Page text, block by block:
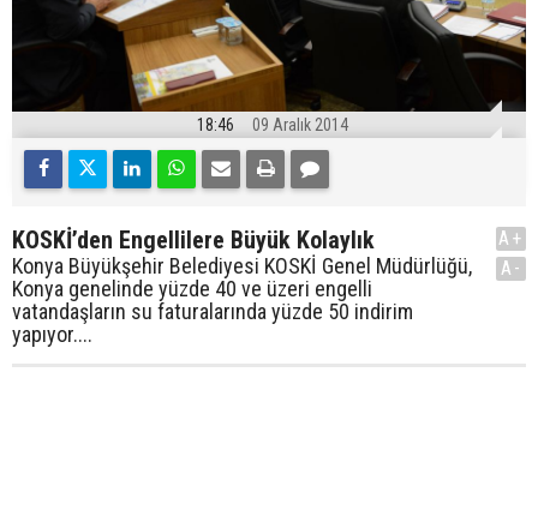
18:46 09 Aralık 2014
KOSKİ’den Engellilere Büyük Kolaylık
Konya Büyükşehir Belediyesi KOSKİ Genel Müdürlüğü,
Konya genelinde yüzde 40 ve üzeri engelli
vatandaşların su faturalarında yüzde 50 indirim
yapıyor....
A+
A-